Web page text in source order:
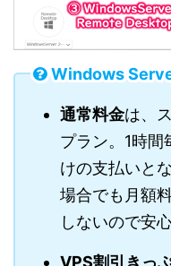
Windows
通常料金は、
プラン。1時
けの支払いと
場合でも月額
しないので安
VPS割引きっ